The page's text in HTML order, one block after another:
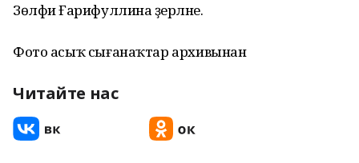
Зөлфиә Ғарифуллина әҙерләне.
Фото асыҡ сығанаҡтар архивынан
Читайте нас